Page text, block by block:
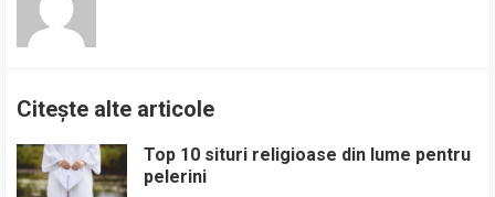
Citește alte articole
Top 10 situri religioase din lume pentru
pelerini